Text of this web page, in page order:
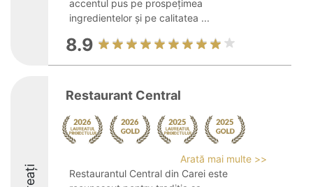
accentul pus pe prospețimea
ingredientelor și pe calitatea ...
8.9
Restaurant Central
Arată mai multe >>
Restaurantul Central din Carei este